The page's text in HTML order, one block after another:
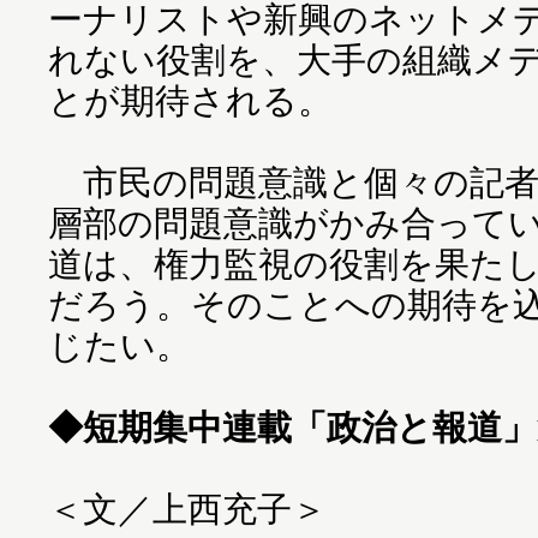
ーナリストや新興のネットメ
れない役割を、大手の組織メ
とが期待される。
市民の問題意識と個々の記
層部の問題意識がかみ合って
道は、権力監視の役割を果た
だろう。そのことへの期待を
じたい。
◆短期集中連載「政治と報道